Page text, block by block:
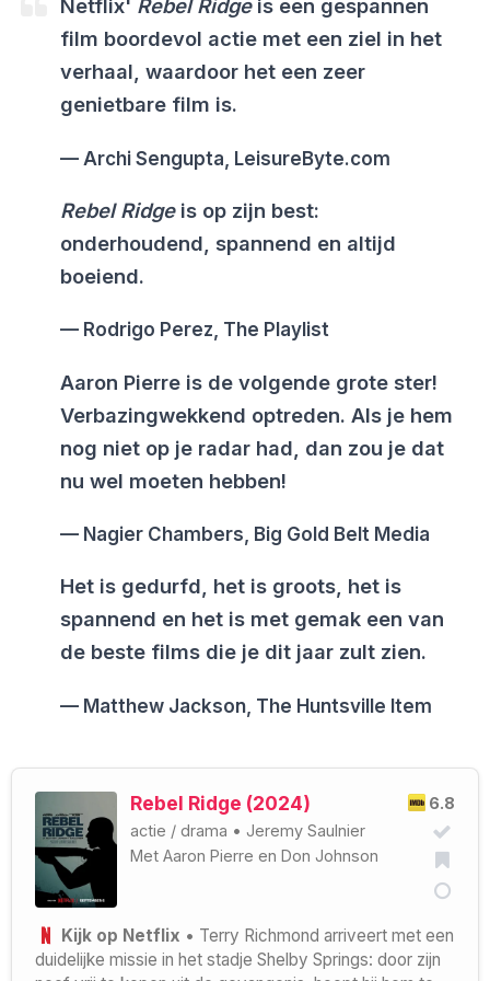
Netflix' Rebel Ridgeis een gespannen
film boordevol actie met een ziel in het
verhaal, waardoor het een zeer
genietbare film is.
Archi Sengupta, LeisureByte.com
Rebel Ridgeis op zijn best:
onderhoudend, spannend en altijd
boeiend.
Rodrigo Perez, The Playlist
Aaron Pierre is de volgende grote ster!
Verbazingwekkend optreden. Als je hem
nog niet op je radar had, dan zou je dat
nu wel moeten hebben!
Nagier Chambers, Big Gold Belt Media
Het is gedurfd, het is groots, het is
spannend en het is met gemak een van
de beste films die je dit jaar zult zien.
Matthew Jackson, The Huntsville Item
6.8
Rebel Ridge (2024)
actie / drama • Jeremy Saulnier
Met Aaron Pierre en Don Johnson
Kijk op Netflix • Terry Richmond arriveert met een
duidelijke missie in het stadje Shelby Springs: door zijn